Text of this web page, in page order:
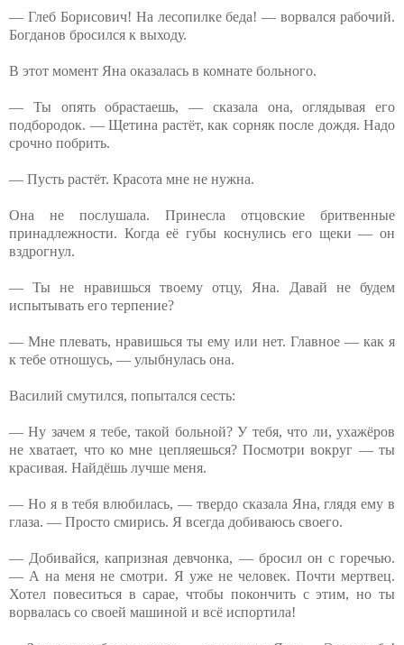
— Глеб Борисович! На лесопилке беда! — ворвался рабочий.
Богданов бросился к выходу.
В этот момент Яна оказалась в комнате больного.
— Ты опять обрастаешь, — сказала она, оглядывая его
подбородок. — Щетина растёт, как сорняк после дождя. Надо
срочно побрить.
— Пусть растёт. Красота мне не нужна.
Она не послушала. Принесла отцовские бритвенные
принадлежности. Когда её губы коснулись его щеки — он
вздрогнул.
— Ты не нравишься твоему отцу, Яна. Давай не будем
испытывать его терпение?
— Мне плевать, нравишься ты ему или нет. Главное — как я
к тебе отношусь, — улыбнулась она.
Василий смутился, попытался сесть:
— Ну зачем я тебе, такой больной? У тебя, что ли, ухажёров
не хватает, что ко мне цепляешься? Посмотри вокруг — ты
красивая. Найдёшь лучше меня.
— Но я в тебя влюбилась, — твердо сказала Яна, глядя ему в
глаза. — Просто смирись. Я всегда добиваюсь своего.
— Добивайся, капризная девчонка, — бросил он с горечью.
— А на меня не смотри. Я уже не человек. Почти мертвец.
Хотел повеситься в сарае, чтобы покончить с этим, но ты
ворвалась со своей машиной и всё испортила!